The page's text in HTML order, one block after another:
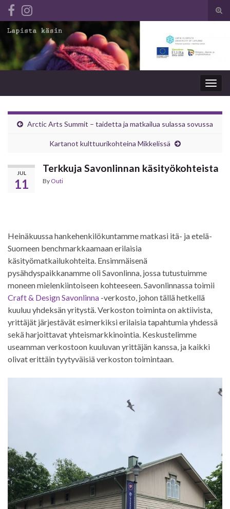
Search for:
Arctic Arts Summit – taidetta ja matkailua sulassa sovussa
Kartanot kulttuurikohteina Mikkelissä
JUL
11
Terkkuja Savonlinnan käsityökohteista
By Outi
Heinäkuussa hankehenkilökuntamme matkasi itä- ja etelä-
Suomeen benchmarkkaamaan erilaisia
käsityömatkailukohteita. Ensimmäisenä
pysähdyspaikkanamme oli Savonlinna, jossa tutustuimme
moneen mielenkiintoiseen kohteeseen. Savonlinnassa toimii
Craft & Design Savonlinna -verkosto, johon tällä hetkellä
kuuluu yhdeksän yritystä. Verkoston toiminta on aktiivista,
yrittäjät järjestävät esimerkiksi erilaisia tapahtumia yhdessä
sekä harjoittavat yhteismarkkinointia. Keskustelimme
useamman verkostoon kuuluvan yrittäjän kanssa, ja kaikki
olivat erittäin tyytyväisiä verkoston toimintaan.